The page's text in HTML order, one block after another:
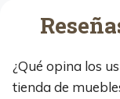
¿Qué opina los
tienda de